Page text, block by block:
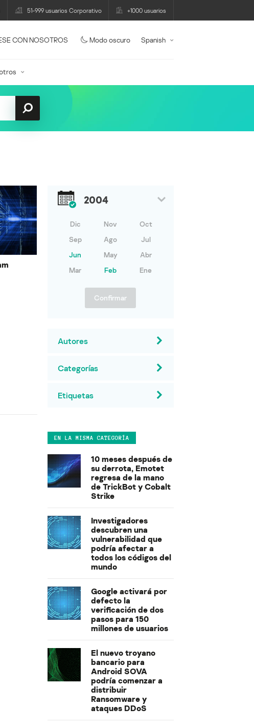
51-999 usuarios Corporativo +1000 usuarios
CON NOSOTROS Modo oscuro Spanish
2004
Dic Nov
Oct
Sep
Ago
Jul
Jun
May
Abr
Mar
Feb Ene
Confirmar
Autores
Categorías
Etiquetas
EN LA MISMA CATEGORÍA
10 meses después de
su derrota, Emotet
regresa de la mano
de TrickBot y Cobalt
Strike
Investigadores
descubren una
vulnerabilidad que
podría afectar a
todos los códigos del
mundo
Google activará por
defecto la
verificación de dos
pasos para 150
millones de usuarios
El nuevo troyano
bancario para
Android SOVA
podría comenzar a
distribuir
Ransomware y
ataques DDoS